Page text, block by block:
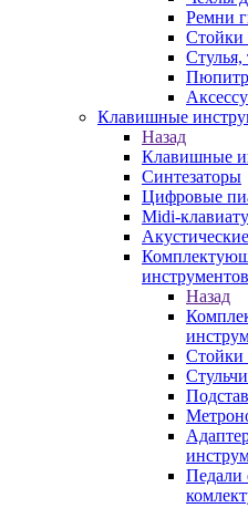
Ремни
Стойки
Стулья,
Клавишные
Назад
Клавишные
Синтезаторы
Цифровые
Midi-
инструментов
Назад
Стойки
Педали